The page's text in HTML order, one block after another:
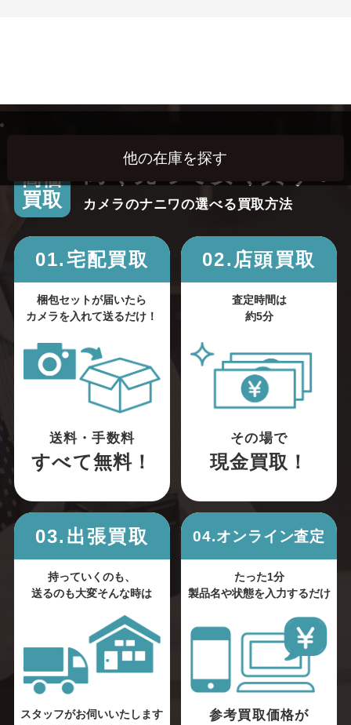
高価
買取
高く売って安く買う！
カメラのナニワの選べる買取方法
01.宅配買取
梱包セットが届いたら
カメラを入れて送るだけ！
送料・手数料
すべて無料！
02.店頭買取
査定時間は
約5分
その場で
現金買取！
03.出張買取
持っていくのも、
送るのも大変そんな時は
スタッフがお伺いいたします
04.オンライン査定
たった1分
製品名や状態を入力するだけ
参考買取価格が